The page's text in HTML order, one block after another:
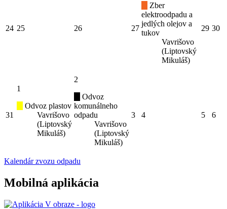
24 25 26 27
Zber
elektroodpadu a
jedlých olejov a
tukov
Vavrišovo
(Liptovský
Mikuláš)
29 30
31
1
Odvoz plastov
Vavrišovo
(Liptovský
Mikuláš)
2
Odvoz
komunálneho
odpadu
Vavrišovo
(Liptovský
Mikuláš)
3 4 5 6
Kalendár zvozu odpadu
Mobilná aplikácia